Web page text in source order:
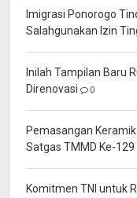
Imigrasi Ponorogo
Salahgunakan Izin
Inilah Tampilan Baru
Direnovasi
0
Pemasangan Keramik
Satgas TMMD Ke-
Komitmen TNI untuk